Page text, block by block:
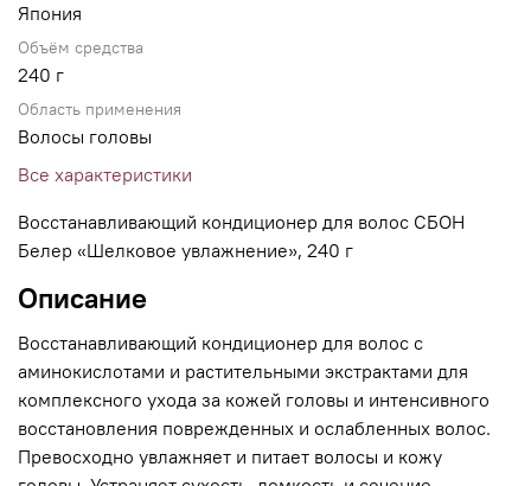
Япония
Объём средства
240 г
Область применения
Волосы головы
Все характеристики
Восстанавливающий кондиционер для волос СБОН
Белер «Шелковое увлажнение», 240 г
Описание
Восстанавливающий кондиционер для волос с
аминокислотами и растительными экстрактами для
комплексного ухода за кожей головы и интенсивного
восстановления поврежденных и ослабленных волос.
Превосходно увлажняет и питает волосы и кожу